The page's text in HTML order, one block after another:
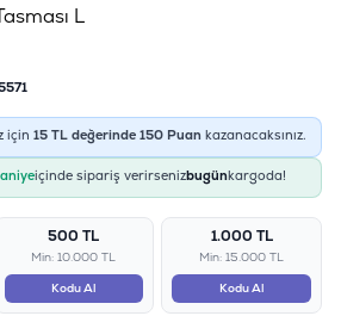
L
için 15 TL değerinde 150 Puan kazanacaksınız.
içinde sipariş verirsenizbugünkargoda!
500 TL
Min: 10.000 TL
Kodu Al
1.000 TL
Min: 15.000 TL
Kodu Al